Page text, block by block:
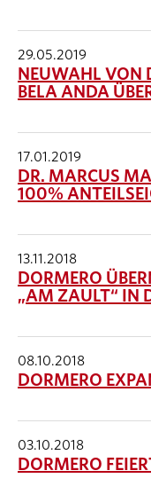
29.05.2019
NEUWAHL VON
BELA ANDA
17.01.2019
DR. MARCUS
100%
13.11.2018
DORMERO
„AM ZAULT“ IN
08.10.2018
DORMERO
03.10.2018
DORMERO